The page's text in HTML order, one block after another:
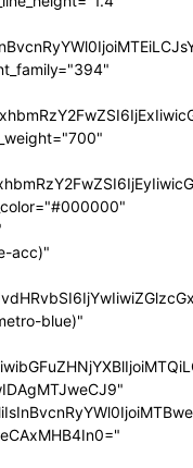
acc)"
blue)"